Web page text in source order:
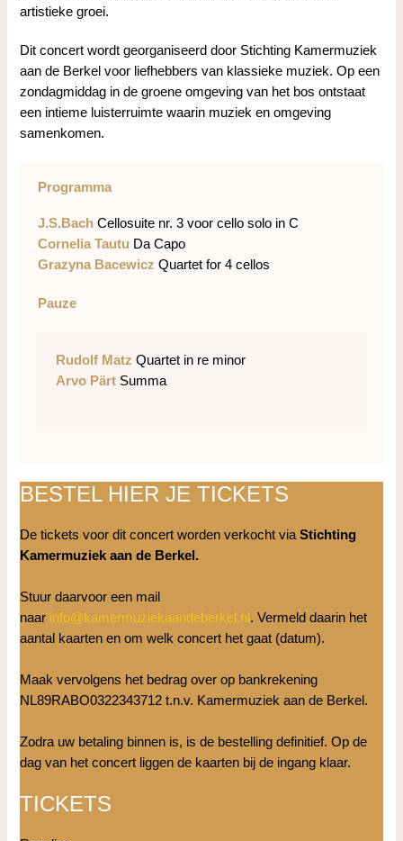
artistieke groei.
Dit concert wordt georganiseerd door Stichting Kamermuziek
aan de Berkel voor liefhebbers van klassieke muziek. Op een
zondagmiddag in de groene omgeving van het bos ontstaat
een intieme luisterruimte waarin muziek en omgeving
samenkomen.
Programma
J.S.Bach Cellosuite nr. 3 voor cello solo in C
Cornelia Tautu Da Capo
Grazyna Bacewicz Quartet for 4 cellos
Pauze
Rudolf Matz Quartet in re minor
Arvo Pärt Summa
BESTEL HIER JE TICKETS
De tickets voor dit concert worden verkocht viaStichting
Kamermuziek aan de Berkel.
Stuur daarvoor een mail
naar info@kamermuziekaandeberkel.nl . Vermeld daarin het
aantal kaarten en om welk concert het gaat (datum).
Maak vervolgens het bedrag over op bankrekening
NL89RABO0322343712 t.n.v. Kamermuziek aan de Berkel.
Zodra uw betaling binnen is, is de bestelling definitief. Op de
dag van het concert liggen de kaarten bij de ingang klaar.
TICKETS